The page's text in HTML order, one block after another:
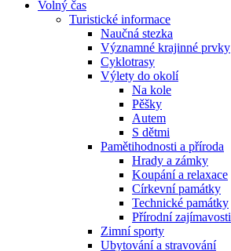
Volný čas
Turistické informace
Naučná stezka
Významné krajinné prvky
Cyklotrasy
Výlety do okolí
Na kole
Pěšky
Autem
S dětmi
Pamětihodnosti a příroda
Hrady a zámky
Koupání a relaxace
Církevní památky
Technické památky
Přírodní zajímavosti
Zimní sporty
Ubytování a stravování